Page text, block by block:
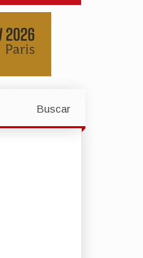
Buscar